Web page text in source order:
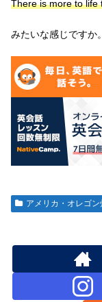
There is more to life
みたいな感じですか
アメリカ・オレゴ